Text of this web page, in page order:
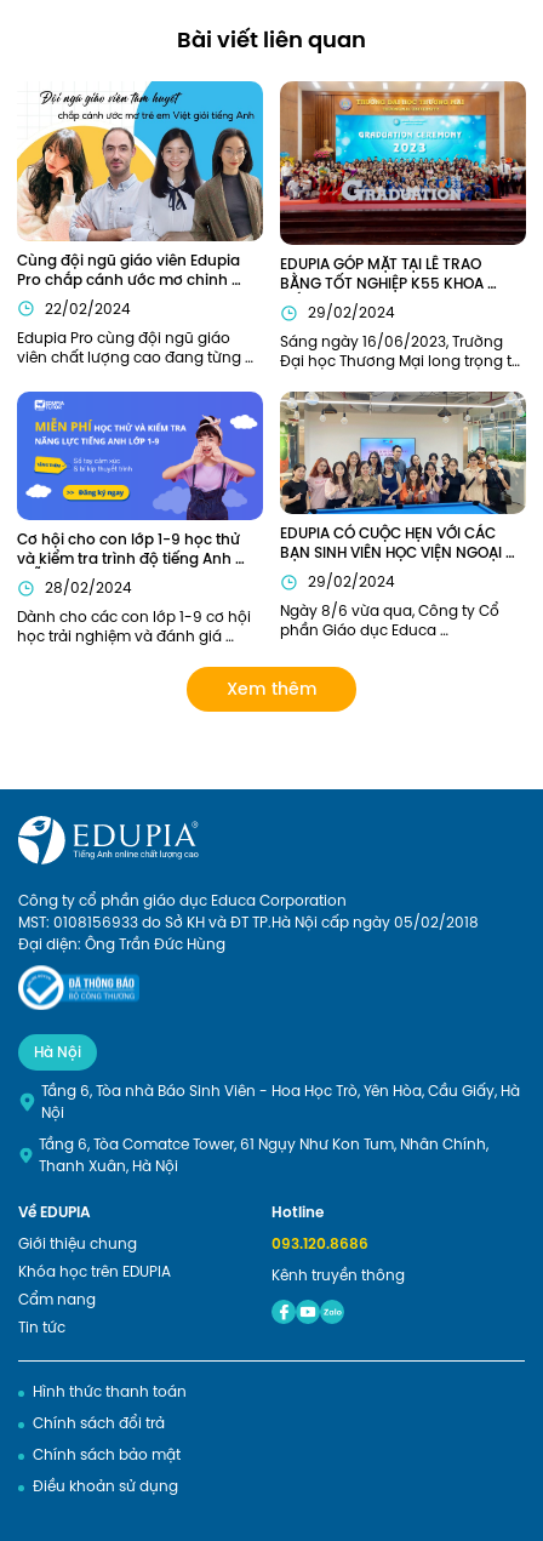
Bài viết liên quan
Cùng đội ngũ giáo viên Edupia
Pro chắp cánh ước mơ chinh
phục tiếng Anh
22/02/2024
Edupia Pro cùng đội ngũ giáo
viên chất lượng cao đang từng
em Việt Nam hiện thực hóa ước
mơ giỏi tiếng Anh như người bản
xứ.
EDUPIA GÓP MẶT TẠI LỄ TRAO
BẰNG TỐT NGHIỆP K55 KHOA
TIẾNG ANH TRƯỜNG ĐẠI HỌC
THƯƠNG MẠI (TMU)
29/02/2024
Sáng ngày 16/06/2023, Trường
Đại học Thương Mại long trọng tổ
2023 và trao bằng tốt nghiệp cho
sinh viên K55 và khóa cũ tại hội
trường H1. Edupia vinh dự khi
được mời tham dự buổi lễ.
Cơ hội cho con lớp 1-9 học thử
và kiểm tra trình độ tiếng Anh
MIỄN PHÍ
28/02/2024
Dành cho các con lớp 1-9 cơ hội
học trải nghiệm và đánh giá
cô giỏi của Edupia Pro (Edupia
Tutor). Chương trình hoàn toàn
miễn phí vì vậy ba mẹ đăng ký
EDUPIA CÓ CUỘC HẸN VỚI CÁC
BẠN SINH VIÊN HỌC VIỆN NGOẠI
GIAO (DAV)
29/02/2024
Ngày 8/6 vừa qua, Công ty Cổ
phần Giáo dục Educa
Giao đã có buổi gặp mặt tham
quan doanh nghiệp. Đại diện
phía nhà trường có Chị Lý Thị Hải
Edupia nhìn lại những khoảnh
Xem thêm
Công ty cổ phần giáo dục Educa Corporation
MST: 0108156933 do Sở KH và ĐT TP.Hà Nội cấp ngày 05/02/2018
Đại diện: Ông Trần Đức Hùng
Hà Nội
Tầng 6, Tòa nhà Báo Sinh Viên - Hoa Học Trò, Yên Hòa, Cầu Giấy, Hà
Nội
Tầng 6, Tòa Comatce Tower, 61 Ngụy Như Kon Tum, Nhân Chính,
Thanh Xuân, Hà Nội
Về EDUPIA
Giới thiệu chung
Khóa học trên EDUPIA
Cẩm nang
Tin tức
Hotline
093.120.8686
Kênh truyền thông
Hình thức thanh toán
Chính sách đổi trả
Chính sách bảo mật
Điều khoản sử dụng